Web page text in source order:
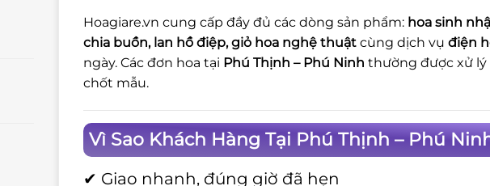
Hoagiare.vn cung cấp đầy đủ các dòng sản phẩm: hoa sinh
chia buồn, lan hồ điệp, giỏ hoa nghệ thuật cùng dịch vụ điện
ngày. Các đơn hoa tại Phú Thịnh – Phú Ninh thường được xử lý
chốt mẫu.
Vì Sao Khách Hàng Tại Phú Thịnh – Phú
✔ Giao nhanh, đúng giờ đã hẹn